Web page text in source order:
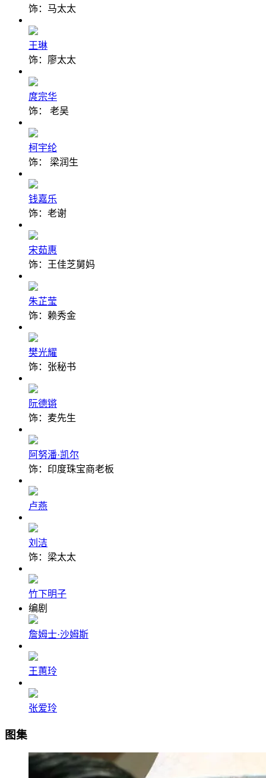
饰：马太太
王琳
饰：廖太太
庹宗华
饰： 老吴
柯宇纶
饰： 梁润生
钱嘉乐
饰：老谢
宋茹惠
饰：王佳芝舅妈
朱芷莹
饰：赖秀金
樊光耀
饰：张秘书
阮德锵
饰：麦先生
阿努潘·凯尔
饰：印度珠宝商老板
卢燕
刘洁
饰：梁太太
竹下明子
编剧
詹姆士·沙姆斯
王蕙玲
张爱玲
图集